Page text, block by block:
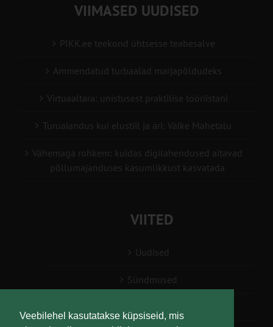
Veebilehel kasutatakse küpsiseid, mis
VIIMASED UUDISED
PIKK.ee teekond ühtsesse teabesalve
Ammendatud turbaalad marjapõldudeks
Virtuaaltara: unistusest praktilise tööriistani
Turuaiandus kui elustiil ja äri: Väike Mahetalu
Vähemaga rohkem: kuidas digilahendused aitavad
põllumajanduses kasumlikkust kasvatada
VIITED
Uudised
Sündmused